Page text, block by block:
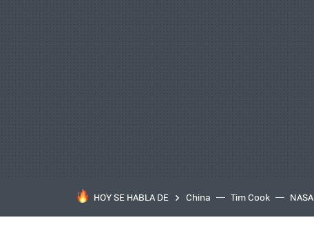
HOY SE HABLA DE China Tim Cook NASA